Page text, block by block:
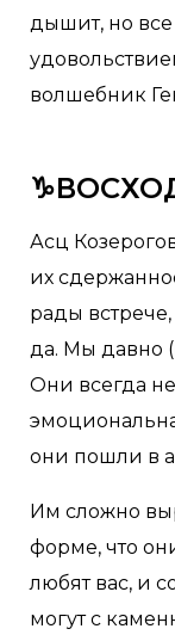
дышит, но все
волшебник
Асц
их
рады
да. Мы давно
Они всегда
они пошли в
Им сложно
форме, что
любят вас, и
могут с